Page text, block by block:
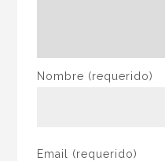
Nombre (requerido)
Email (requerido)